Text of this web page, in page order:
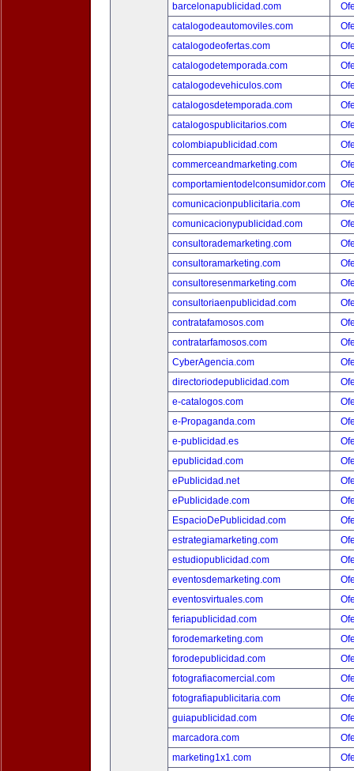
barcelonapublicidad.com
catalogodeautomoviles.com
catalogodeofertas.com
catalogodetemporada.com
catalogodevehiculos.com
catalogosdetemporada.com
catalogospublicitarios.com
colombiapublicidad.com
commerceandmarketing.com
comportamientodelconsumidor.com
comunicacionpublicitaria.com
comunicacionypublicidad.com
consultorademarketing.com
consultoramarketing.com
consultoresenmarketing.com
consultoriaenpublicidad.com
contratafamosos.com
contratarfamosos.com
CyberAgencia.com
directoriodepublicidad.com
e-catalogos.com
e-Propaganda.com
e-publicidad.es
epublicidad.com
ePublicidad.net
ePublicidade.com
EspacioDePublicidad.com
estrategiamarketing.com
estudiopublicidad.com
eventosdemarketing.com
eventosvirtuales.com
feriapublicidad.com
forodemarketing.com
forodepublicidad.com
fotografiacomercial.com
fotografiapublicitaria.com
guiapublicidad.com
marcadora.com
marketing1x1.com